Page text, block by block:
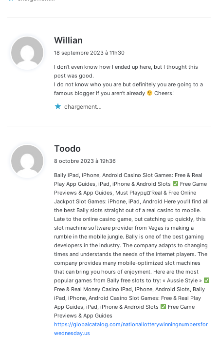
Willian
t
:
18 septembre 2023 à 11h30
I don’t even know how I ended up here, but I thought this
post was good.
I do not know who you are but definitely you are going to a
famous blogger if you aren’t already
Cheers!
chargement…
Toodo
t
:
8 octobre 2023 à 19h36
Bally iPad, iPhone, Android Casino Slot Games: Free & Real
Play App Guides, iPad, iPhone & Android Slots
Free Game
Previews & App Guides, Must Playрџ¤‘Real & Free Online
Jackpot Slot Games: iPhone, iPad, Android Here you’ll find all
the best Bally slots straight out of a real casino to mobile.
Late to the online casino game, but catching up quickly, this
slot machine software provider from Vegas is making a
rumble in the mobile jungle. Bally is one of the best gaming
developers in the industry. The company adapts to changing
times and understands the needs of the internet players. The
company provides many mobile-optimized slot machines
that can bring you hours of enjoyment. Here are the most
popular games from Bally free slots to try: « Aussie Style »
Free & Real Money Casino iPad, iPhone, Android Slots, Bally
iPad, iPhone, Android Casino Slot Games: Free & Real Play
App Guides, iPad, iPhone & Android Slots
Free Game
Previews & App Guides
https://globalcatalog.com/nationallotterywinningnumbersfor
wednesday.us